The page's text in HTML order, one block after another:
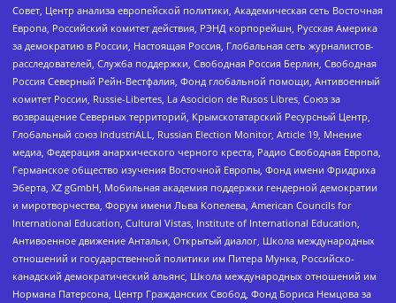
Совет, Центр анализа европейской политики, Академическая сеть Восточная
Европа, Российский комитет действия, РЭНД корпорейшн, Русская Америка
за демократию в России, Настоящая Россия, Глобальная сеть журналистов-
расследователей, Служба поддержки, Свободная Россия Берлин, Свободная
Россия Северный Рейн-Вестфалия, Фонд глобальной помощи, Антивоенный
комитет России, Russie-Libertes, La Asocicion de Rusos Libres, Союз за
возвращение Северных территорий, Крымскотатарский Ресурсный Центр,
Глобальный союз IndustriALL, Russian Election Monitor, Article 19, Мнение
медиа, Федерация анархического черного креста, Радио Свободная Европа,
Германское общество изучения Восточной Европы, Фонд имени Фридриха
Эберта, XZ gGmbH, Мобильная академия поддержки гендерной демократии
и миротворчества, Форум имени Льва Копелева, American Councils for
International Education, Cultural Vistas, Institute of International Education,
Антивоенное движение Антальи, Открытый диалог, Школа международных
отношений и государственной политики им Питера Мунка, Российско-
канадский демократический альянс, Школа международных отношений им
Нормана Патерсона, Центр Гражданских Свобод, Фонд Бориса Немцова за